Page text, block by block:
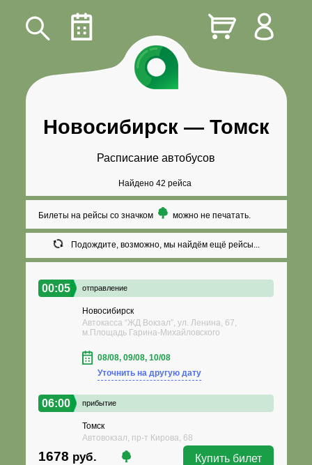
Новосибирск— Томск
Расписание автобусов
Найдено 42 рейса
Билеты на рейсы со значком можно не печатать.
Подождите, возможно, мы найдём ещё рейсы...
00:05 отправление
Новосибирск
Автокасса “ЖД Вокзал”, ул. Ленина, 67,
м.Площадь Гарина-Михайловского
08/08, 09/08, 10/08
Уточнить на другую дату
06:00 прибытие
Томск
Автовокзал, пр-т Кирова, 68
1678 руб. Купить билет